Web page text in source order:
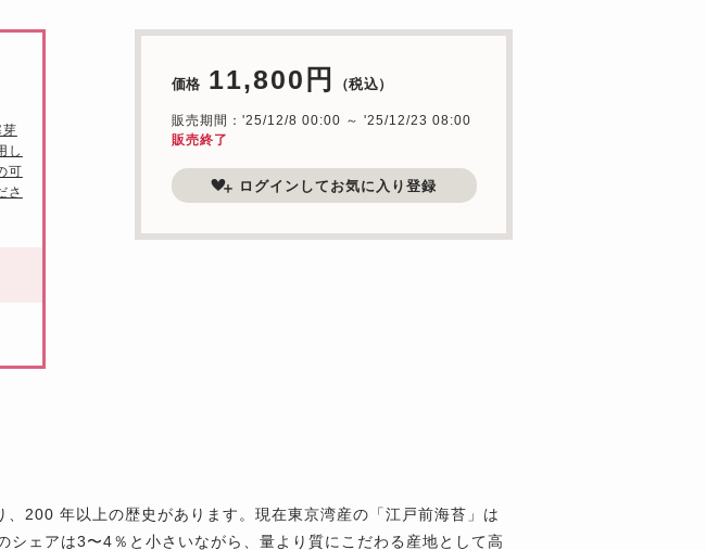
価格 11,800円 （税込）
販売期間：'25/12/8 00:00 ～ '25/12/23 08:00
販売終了
ログインしてお気に入り登録
し
可
さ
200 年以上の歴史があります。現在東京湾産の「江戸前海苔」は
ェアは3〜4％と小さいながら、量より質にこだわる産地として高